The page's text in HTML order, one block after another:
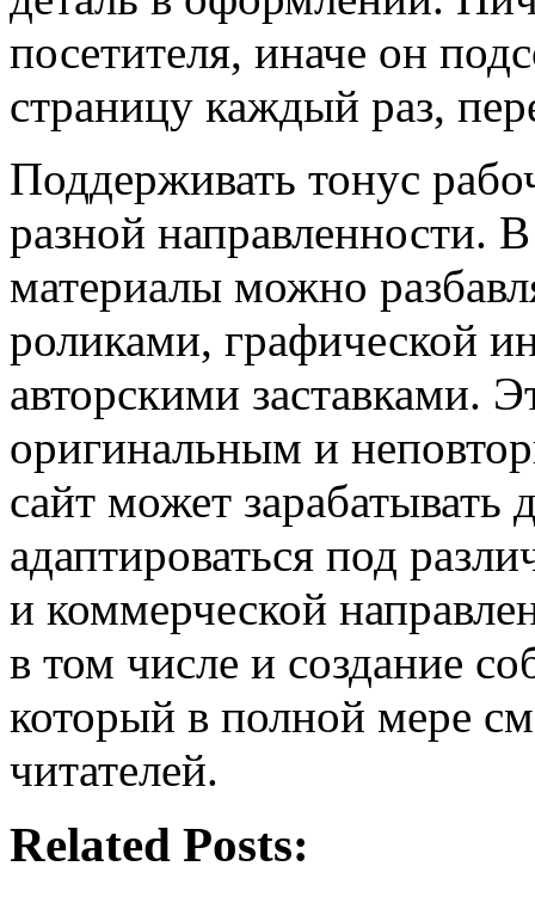
посетителя, иначе он
страницу каждый раз,
Поддерживать тонус
разной направленности.
материалы можно
роликами, графической
авторскими заставками.
оригинальным и
сайт может зарабатывать
адаптироваться под
и коммерческой
в том числе и создание
который в полной мере
читателей.
Related Posts: